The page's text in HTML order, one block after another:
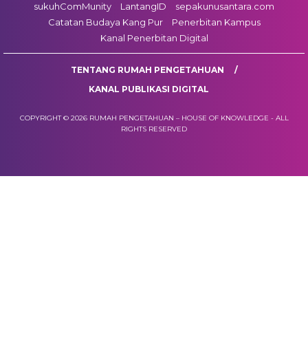
sukuhComMunity
LantangID
sepakunusantara.com
Catatan Budaya Kang Pur
Penerbitan Kampus
Kanal Penerbitan Digital
TENTANG RUMAH PENGETAHUAN
KANAL PUBLIKASI DIGITAL
COPYRIGHT © 2026 RUMAH PENGETAHUAN – HOUSE OF KNOWLEDGE - ALL
RIGHTS RESERVED